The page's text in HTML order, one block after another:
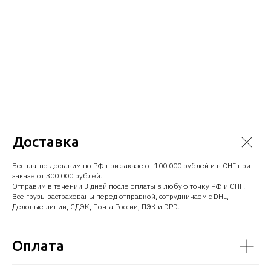
Доставка
Бесплатно доставим по РФ при заказе от 100 000 рублей и в СНГ при
заказе от 300 000 рублей.
Отправим в течении 3 дней после оплаты в любую точку РФ и СНГ.
Все грузы застрахованы перед отправкой, сотрудничаем с DHL,
Деловые линии, СДЭК, Почта России, ПЭК и DPD.
Оплата